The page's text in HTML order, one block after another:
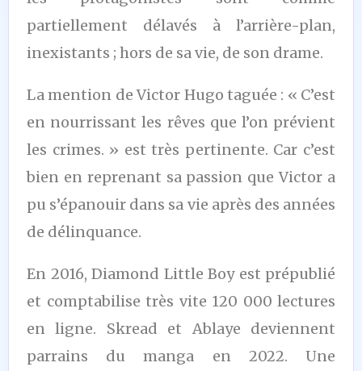
partiellement délavés à l’arrière-plan,
inexistants ; hors de sa vie, de son drame.
La mention de Victor Hugo taguée : « C’est
en nourrissant les rêves que l’on prévient
les crimes. » est très pertinente. Car c’est
bien en reprenant sa passion que Victor a
pu s’épanouir dans sa vie après des années
de délinquance.
En 2016, Diamond Little Boy est prépublié
et comptabilise très vite 120 000 lectures
en ligne. Skread et Ablaye deviennent
parrains du manga en 2022. Une